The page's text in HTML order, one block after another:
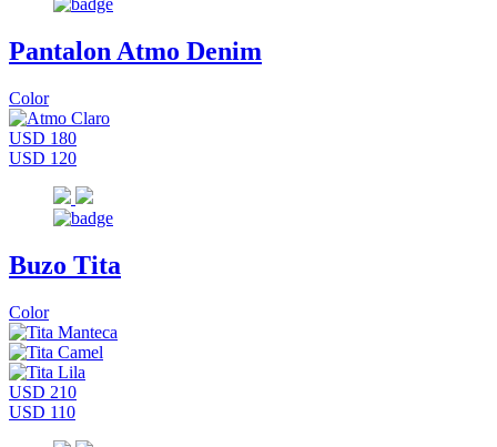
Pantalon Atmo Denim
Color
USD 180
USD 120
Buzo Tita
Color
USD 210
USD 110